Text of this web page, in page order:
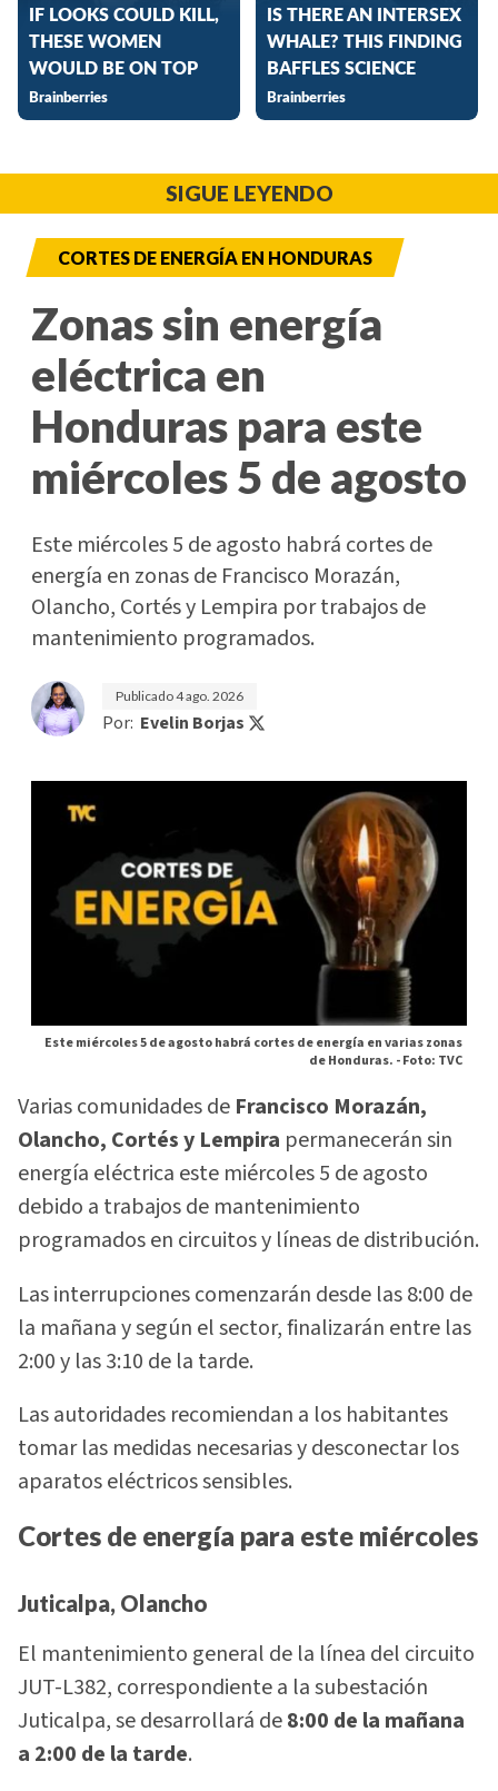
SIGUE LEYENDO
CORTES DE ENERGÍA EN HONDURAS
Zonas sin energía
eléctrica en
Honduras para este
miércoles 5 de agosto
Este miércoles 5 de agosto habrá cortes de
energía en zonas de Francisco Morazán,
Olancho, Cortés y Lempira por trabajos de
mantenimiento programados.
Publicado4 ago. 2026
Por: Evelin Borjas
Este miércoles 5 de agosto habrá cortes de energía en varias zonas
de Honduras. -Foto: TVC
Varias comunidades de Francisco Morazán,
Olancho, Cortés y Lempira permanecerán sin
energía eléctrica este miércoles 5 de agosto
debido a trabajos de mantenimiento
programados en circuitos y líneas de distribución.
Las interrupciones comenzarán desde las 8:00 de
la mañana y según el sector, finalizarán entre las
2:00 y las 3:10 de la tarde.
Las autoridades recomiendan a los habitantes
tomar las medidas necesarias y desconectar los
aparatos eléctricos sensibles.
Cortes de energía para este miércoles
Juticalpa, Olancho
El mantenimiento general de la línea del circuito
JUT-L382, correspondiente a la subestación
Juticalpa, se desarrollará de8:00 de la mañana
a 2:00 de la tarde.